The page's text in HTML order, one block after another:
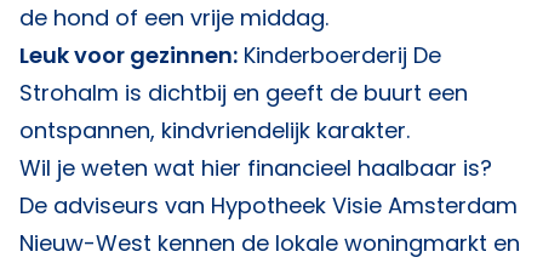
de hond of een vrije middag.
Leuk voor gezinnen: Kinderboerderij De
Strohalm is dichtbij en geeft de buurt een
ontspannen, kindvriendelijk karakter.
Wil je weten wat hier financieel haalbaar is?
De adviseurs van Hypotheek Visie Amsterdam
Nieuw-West kennen de lokale woningmarkt en